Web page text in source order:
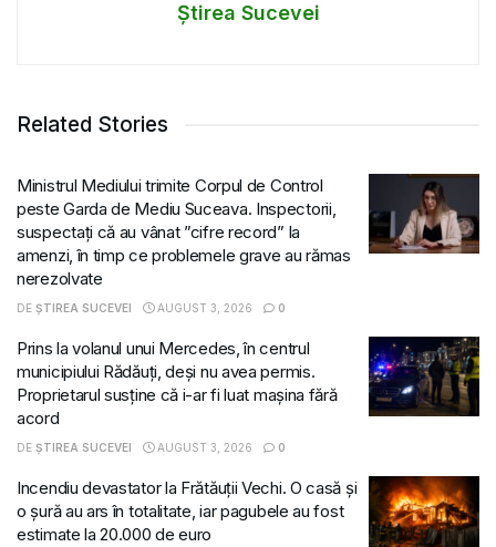
Știrea Sucevei
Related Stories
Ministrul Mediului trimite Corpul de Control
peste Garda de Mediu Suceava. Inspectorii,
suspectați că au vânat ”cifre record” la
amenzi, în timp ce problemele grave au rămas
nerezolvate
DE ȘTIREA SUCEVEI AUGUST 3, 2026 0
Prins la volanul unui Mercedes, în centrul
municipiului Rădăuți, deși nu avea permis.
Proprietarul susține că i-ar fi luat mașina fără
acord
DE ȘTIREA SUCEVEI AUGUST 3, 2026 0
Incendiu devastator la Frătăuții Vechi. O casă și
o șură au ars în totalitate, iar pagubele au fost
estimate la 20.000 de euro